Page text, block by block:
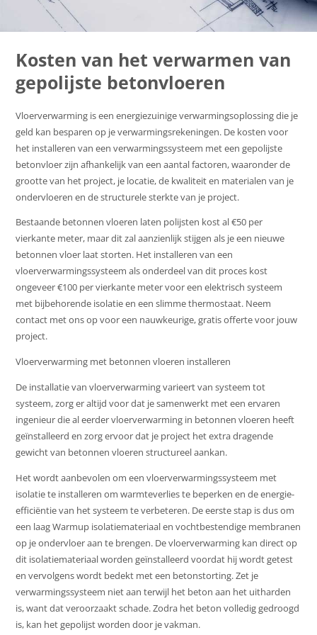
Kosten van het verwarmen van
gepolijste betonvloeren
Vloerverwarming is een energiezuinige verwarmingsoplossing die je
geld kan besparen op je verwarmingsrekeningen. De kosten voor
het installeren van een verwarmingssysteem met een gepolijste
betonvloer zijn afhankelijk van een aantal factoren, waaronder de
grootte van het project, je locatie, de kwaliteit en materialen van je
ondervloeren en de structurele sterkte van je project.
Bestaande betonnen vloeren laten polijsten kost al €50 per
vierkante meter, maar dit zal aanzienlijk stijgen als je een nieuwe
betonnen vloer laat storten. Het installeren van een
vloerverwarmingssysteem als onderdeel van dit proces kost
ongeveer €100 per vierkante meter voor een elektrisch systeem
met bijbehorende isolatie en een slimme thermostaat. Neem
contact met ons op voor een nauwkeurige, gratis offerte voor jouw
project.
Vloerverwarming met betonnen vloeren installeren
De installatie van vloerverwarming varieert van systeem tot
systeem, zorg er altijd voor dat je samenwerkt met een ervaren
ingenieur die al eerder vloerverwarming in betonnen vloeren heeft
geïnstalleerd en zorg ervoor dat je project het extra dragende
gewicht van betonnen vloeren structureel aankan.
Het wordt aanbevolen om een vloerverwarmingssysteem met
isolatie te installeren om warmteverlies te beperken en de energie-
efficiëntie van het systeem te verbeteren. De eerste stap is dus om
een laag Warmup isolatiemateriaal en vochtbestendige membranen
op je ondervloer aan te brengen. De vloerverwarming kan direct op
dit isolatiemateriaal worden geïnstalleerd voordat hij wordt getest
en vervolgens wordt bedekt met een betonstorting. Zet je
verwarmingssysteem niet aan terwijl het beton aan het uitharden
is, want dat veroorzaakt schade. Zodra het beton volledig gedroogd
is, kan het gepolijst worden door je vakman.